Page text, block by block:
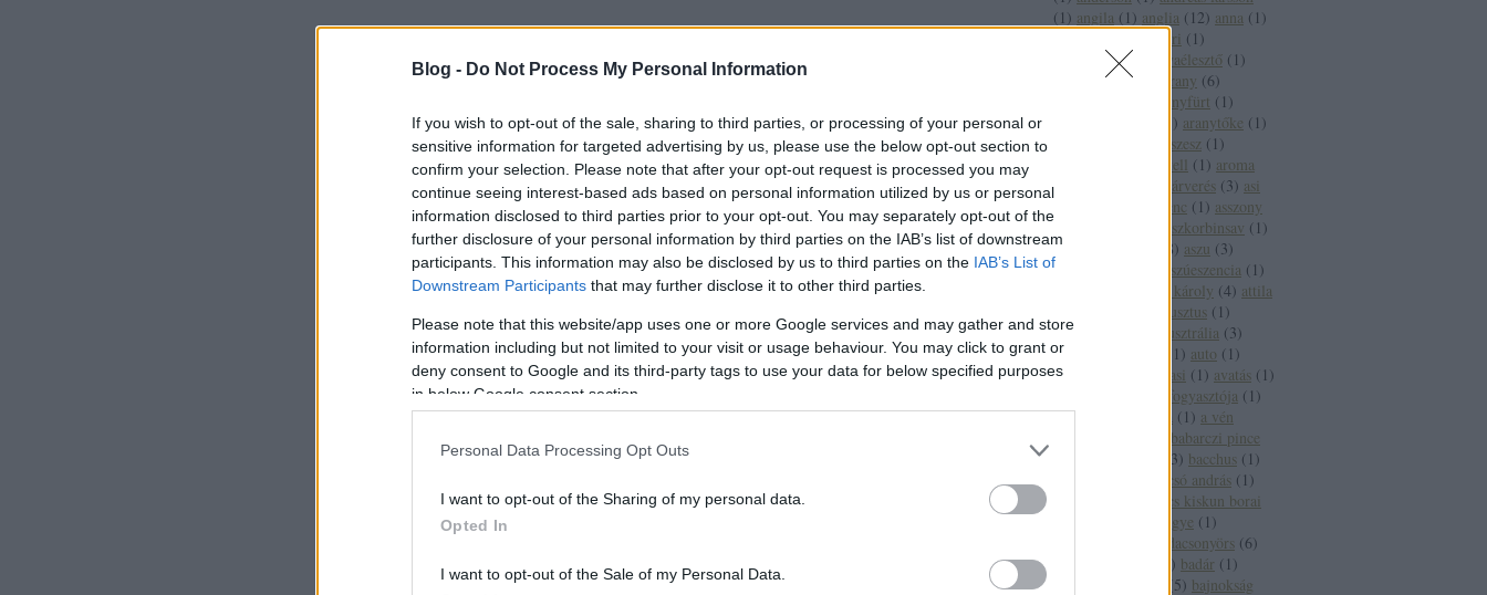
Blog - Do Not Process My Personal Information
If you wish to opt-out of the sale, sharing to third parties, or processing of your personal or
sensitive information for targeted advertising by us, please use the below opt-out section to
confirm your selection. Please note that after your opt-out request is processed you may
continue seeing interest-based ads based on personal information utilized by us or personal
information disclosed to third parties prior to your opt-out. You may separately opt-out of the
further disclosure of your personal information by third parties on the IAB’s list of downstream
participants. This information may also be disclosed by us to third parties on the IAB’s List of
Downstream Participants that may further disclose it to other third parties.
Please note that this website/app uses one or more Google services and may gather and store
information including but not limited to your visit or usage behaviour. You may click to grant or
deny consent to Google and its third-party tags to use your data for below specified purposes
in below Google consent section.
Personal Data Processing Opt Outs
I want to opt-out of the Sharing of my personal data.
Opted In
I want to opt-out of the Sale of my Personal Data.
( 1 ) angila ( 1 ) anglia ( 12) anna ( 1 )
antinori ( 1 )
antioxidáns ( anyaélesztő ( 1 )
apeh arany (6)
aranyfürt ( 1 )
) aranytőke ( 1 )
arcszesz ( 1 )
árkartell ( 1 ) aroma
(
árverés (3) asi
assisi szent ferenc ( 1 ) asszony
aszkorbinsav ( 1 )
asztala
28) aszu (3)
aszúesszencia
aszúeszencia ( 1 )
áts károly (4) attila
augusztus ( 1 )
augusztus 20
ausztrália (3)
ausztria
1 ) auto ( 1 )
autoverseny
avasi ( 1 ) avatás ( 1 )
az év borfogyasztója ( 1 )
az új
a hét bora ( 1 ) a vén
babarczi pince
3) bacchus ( 1 )
bacsó andrás ( 1 )
bács kiskun borai
bács kiskun megye ( 1 )
badacsonyörs (6)
) badár ( 1 )
5) bajnokság